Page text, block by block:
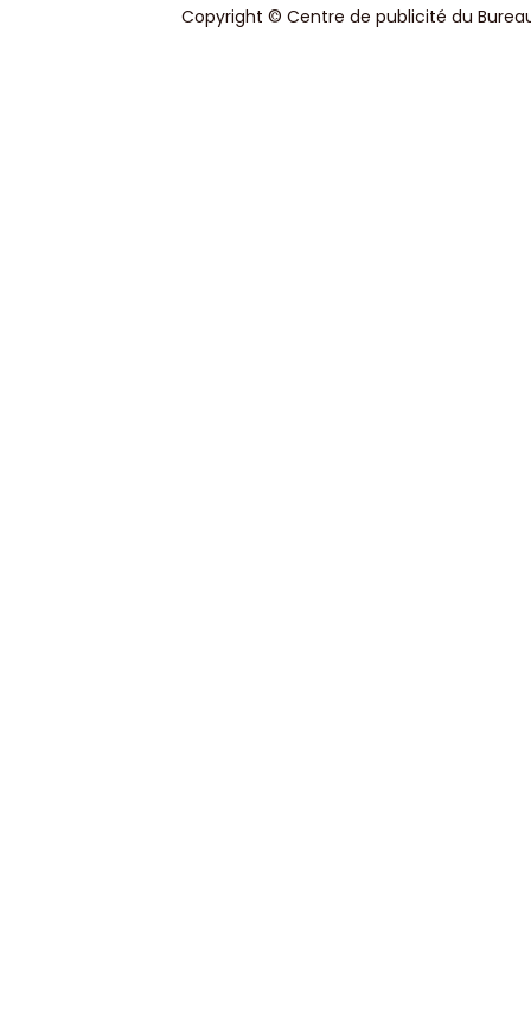
Copyright © Centre de publicité du